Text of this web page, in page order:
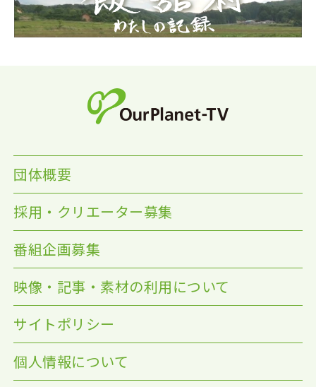
団体概要
採用・クリエーター募集
番組企画募集
映像・記事・素材の利用について
サイトポリシー
個人情報について